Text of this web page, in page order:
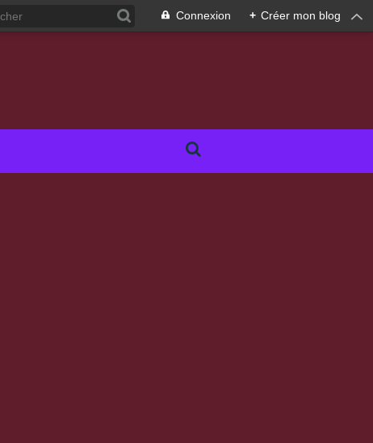
Connexion + Créer mon blog